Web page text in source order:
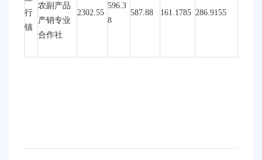
行
镇
农副产品
产销专业
合作社
2302.55
596.3
8
587.88 161.1785 286.9155